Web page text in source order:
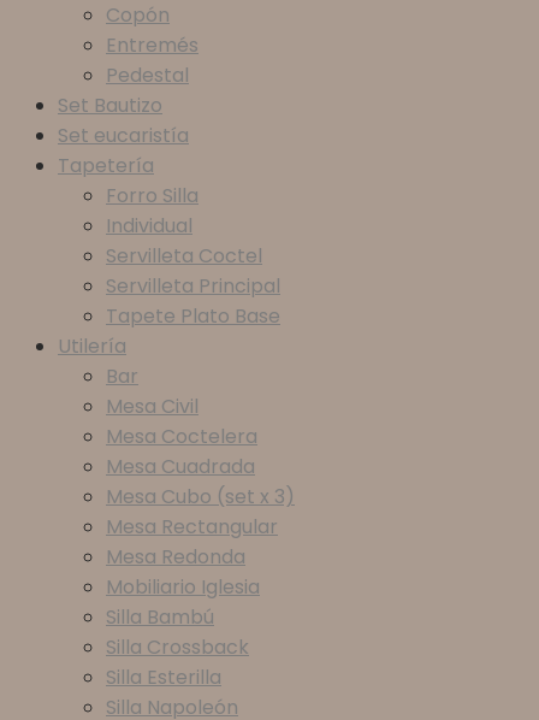
Copón
Entremés
Pedestal
Set Bautizo
Set eucaristía
Tapetería
Forro Silla
Individual
Servilleta Coctel
Servilleta Principal
Tapete Plato Base
Utilería
Bar
Mesa Civil
Mesa Coctelera
Mesa Cuadrada
Mesa Cubo (set x 3)
Mesa Rectangular
Mesa Redonda
Mobiliario Iglesia
Silla Bambú
Silla Crossback
Silla Esterilla
Silla Napoleón